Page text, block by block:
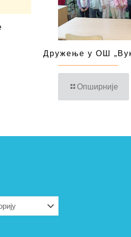
Дружење у ОШ
Опширније